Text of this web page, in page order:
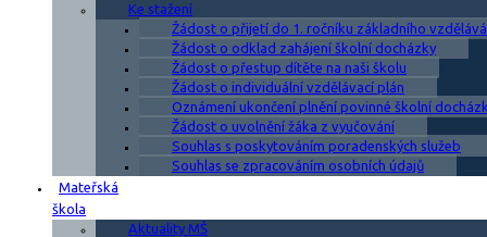
Ke stažení
Žádost o přijetí do 1. ročníku základního
Žádost o odklad zahájení školní docházky
Žádost o přestup dítěte na naši školu
Žádost o individuální vzdělávací plán
Oznámení ukončení plnění povinné školní
Žádost o uvolnění žáka z vyučování
Souhlas s poskytováním poradenských služeb
Souhlas se zpracováním osobních údajů
Mateřská
škola
Aktuality MŠ